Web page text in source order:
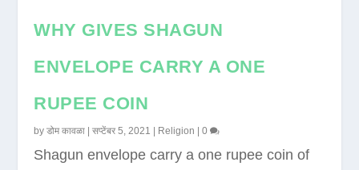
WHY GIVES SHAGUN
ENVELOPE CARRY A ONE
RUPEE COIN
byडोम कावळा |सप्टेंबर 5, 2021 Religion |0
Shagun envelope carry a one rupee coin of